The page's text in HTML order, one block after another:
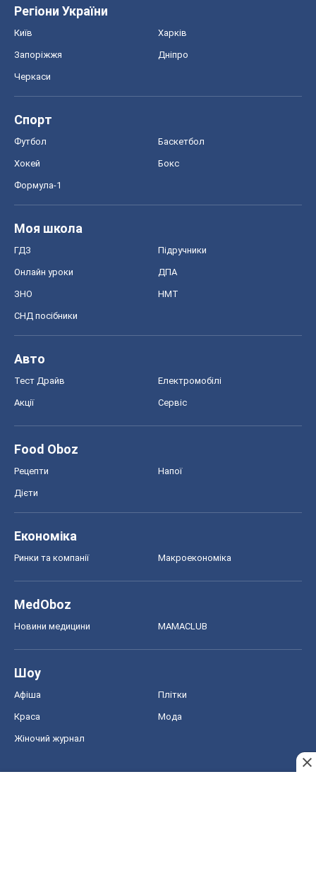
Регіони України
Київ Харків
Запоріжжя Дніпро
Черкаси
Спорт
Футбол Баскетбол
Хокей Бокс
Формула-1
Моя школа
ГДЗ Підручники
Онлайн уроки ДПА
ЗНО НМТ
СНД посібники
Авто
Тест Драйв Електромобілі
Акції Сервіс
Food Oboz
Рецепти Напої
Дієти
Економіка
Ринки та компанії Макроекономіка
MedOboz
Новини медицини MAMACLUB
Шоу
Афіша Плітки
Краса Мода
Жіночий журнал